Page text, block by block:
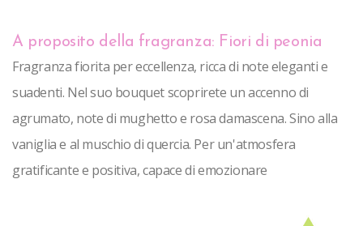
A proposito della fragranza: Fiori di peonia
Fragranza fiorita per eccellenza, ricca di note eleganti e
suadenti. Nel suo bouquet scoprirete un accenno di
agrumato, note di mughetto e rosa damascena. Sino alla
vaniglia e al muschio di quercia. Per un'atmosfera
gratificante e positiva, capace di emozionare